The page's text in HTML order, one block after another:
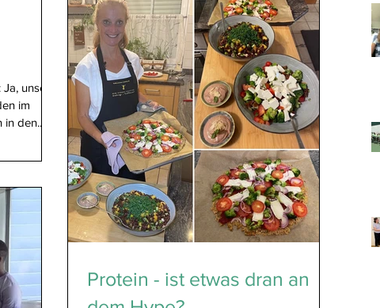
unsere
im
den...
Protein - ist etwas dran an